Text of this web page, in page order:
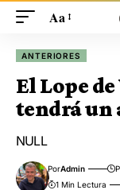
Aa
ANTERIORES
El Lope
tendrá un
NULL
PorAdmin
1 Min Lectura